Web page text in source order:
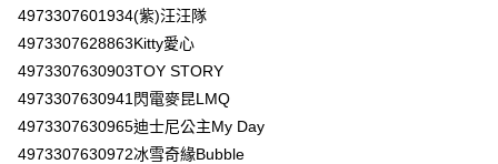
相關說明
【關於「AFTEE先享後付」】
AFTEE先享後付是「在收到商品之後才付款」的支付方式。 讓您購物簡單
１．簡單：不需註冊會員、不需綁卡、不需儲值。
２．便利：只要手機號碼，簡訊認證，即可結帳。
全家取貨付款
4973307601934(紫)汪汪隊
4973307628863Kitty愛心
4973307630903TOY STORY
4973307630941閃電麥昆LMQ
4973307630965迪士尼公主My Day
4973307630972冰雪奇緣Bubble